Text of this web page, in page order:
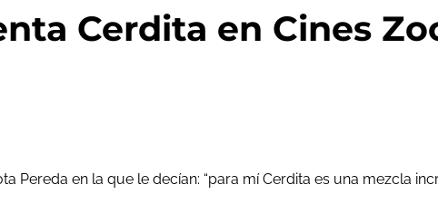
Cerdita en Cines
Pereda en la que le decían: “para mí Cerdita es una mezcla